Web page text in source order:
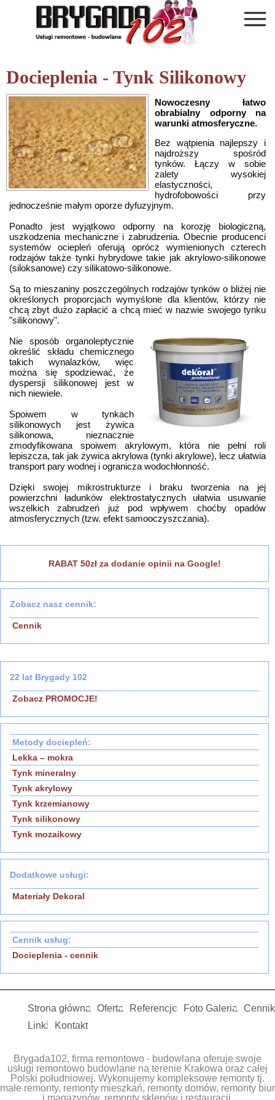
RABAT 50zł za dodanie opinii na Google!
Zobacz nasz cennik:
Cennik
22 lat Brygady 102
Zobacz PROMOCJE!
Metody dociepleń:
Lekka – mokra
Tynk mineralny
Tynk akrylowy
Tynk krzemianowy
Tynk silikonowy
Tynk mozaikowy
Dodatkowe usługi:
Materiały Dekoral
Cennik usług:
Docieplenia - cennik
Docieplenia - Tynk Silikonowy
Nowoczesny łatwo
obrabialny odporny na
warunki atmosferyczne.
Bez wątpienia najlepszy i
najdroższy spośród
tynków. Łączy w sobie
zalety wysokiej
elastyczności,
hydrofobowości przy
jednocześnie małym oporze dyfuzyjnym.
Ponadto jest wyjątkowo odporny na korozję biologiczną,
uszkodzenia mechaniczne i zabrudzenia. Obecnie producenci
systemów ociepleń oferują oprócz wymienionych czterech
rodzajów także tynki hybrydowe takie jak akrylowo-silikonowe
(siloksanowe) czy silikatowo-silikonowe.
Są to mieszaniny poszczególnych rodzajów tynków o bliżej nie
określonych proporcjach wymyślone dla klientów, którzy nie
chcą zbyt dużo zapłacić a chcą mieć w nazwie swojego tynku
"silikonowy".
Nie sposób organoleptycznie
określić składu chemicznego
takich wynalazków, więc
można się spodziewać, że
dyspersji silikonowej jest w
nich niewiele.
Spoiwem w tynkach
silikonowych jest żywica
silikonowa, nieznacznie
zmodyfikowana spoiwem akrylowym, która nie pełni roli
lepiszcza, tak jak żywica akrylowa (tynki akrylowe), lecz ułatwia
transport pary wodnej i ogranicza wodochłonność.
Dzięki swojej mikrostrukturze i braku tworzenia na jej
powierzchni ładunków elektrostatycznych ułatwia usuwanie
wszelkich zabrudzeń już pod wpływem choćby opadów
atmosferycznych (tzw. efekt samooczyszczania).
Strona główna Oferta Referencje Foto Galeria
Cennik
Linki
Kontakt
Brygada102, firma remontowo - budowlana oferuje swoje
usługi remontowo budowlane na terenie Krakowa oraz całej
Polski południowej. Wykonujemy kompleksowe remonty tj.
małe remonty, remonty mieszkań, remonty domów, remonty biur